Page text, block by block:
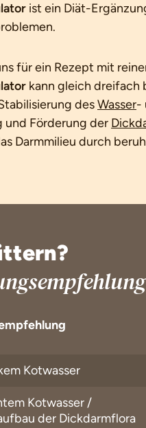
ist ein Diät-
für ein Rezept mit
kann gleich dreifach
desWasser-
und Förderung der
Darmmilieu durch
Kotwasser
Kotwasser /
der Dickdarmflora